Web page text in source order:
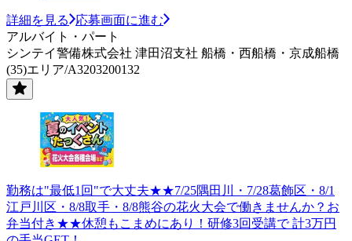
詳細を見る
応募画面に進む
アルバイト・パート
シンテイ警備株式会社 津田沼支社 船橋・西船橋・京成船橋
(35)エリア/A3203200132
勤務は"最低1回"で大丈夫★★7/25隅田川・7/28葛飾区・8/1
江戸川区・8/8取手・8/8熊谷の花火大会で働きませんか？お
弁当付き★★休憩もこまめにあり！研修3回受講で 計3万円